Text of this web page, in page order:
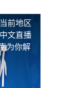
前地区
文直播
为你解